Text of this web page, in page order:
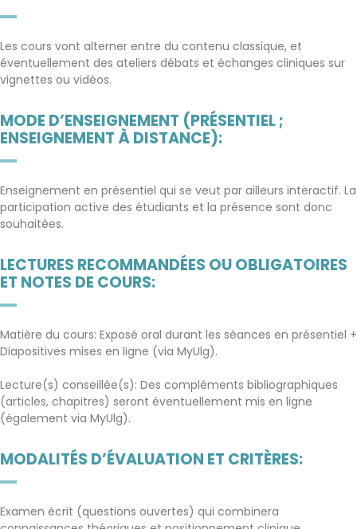
Les cours vont alterner entre du contenu classique, et
éventuellement des ateliers débats et échanges cliniques sur
vignettes ou vidéos.
MODE D’ENSEIGNEMENT (PRÉSENTIEL ;
ENSEIGNEMENT À DISTANCE):
Enseignement en présentiel qui se veut par ailleurs interactif. La
participation active des étudiants et la présence sont donc
souhaitées.
LECTURES RECOMMANDÉES OU OBLIGATOIRES
ET NOTES DE COURS:
Matière du cours: Exposé oral durant les séances en présentiel +
Diapositives mises en ligne (via MyUlg).
Lecture(s) conseillée(s): Des compléments bibliographiques
(articles, chapitres) seront éventuellement mis en ligne
(également via MyUlg).
MODALITÉS D’ÉVALUATION ET CRITÈRES:
Examen écrit (questions ouvertes) qui combinera